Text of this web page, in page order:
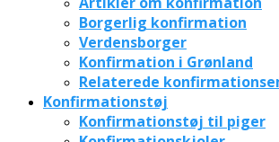
Borgerlig konfirmation
Verdensborger
Konfirmation i Grønland
Relaterede
Konfirmationstøj
Konfirmationstøj til piger